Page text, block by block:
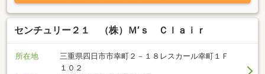
センチュリー２１ （株）Ｍ’ｓ Ｃｌａｉｒ
所在地
三重県四日市市幸町２－１８レスカール幸町１Ｆ
１０２